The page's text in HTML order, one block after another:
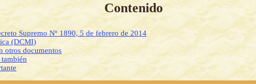
Contenido
Supremo Nº 1890, 5 de febrero de 2014
(DCMI)
otros documentos
también